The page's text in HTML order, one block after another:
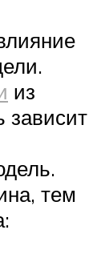
из
зависит
тем